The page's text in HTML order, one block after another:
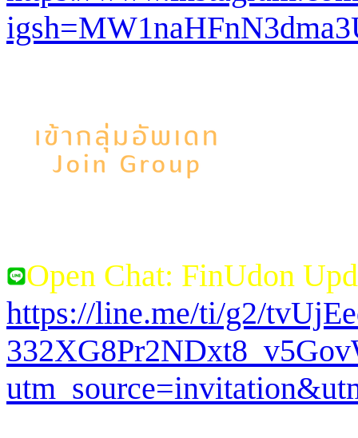
Open Chat: FinUdon
https://line.me/ti/g2/